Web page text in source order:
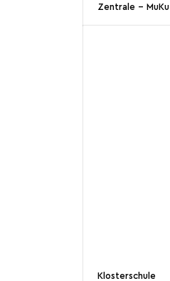
Zentrale – MuKu
Klosterschule